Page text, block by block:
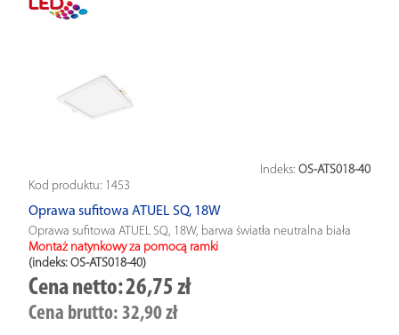
Indeks: OS-ATS018-40
Kod produktu: 1453
Oprawa sufitowa ATUEL SQ, 18W
Oprawa sufitowa ATUEL SQ, 18W, barwa światła neutralna biała
Montaż natynkowy za pomocą ramki
(indeks: OS-ATS018-40)
Cena netto:26,75 zł
Cena brutto: 32,90 zł